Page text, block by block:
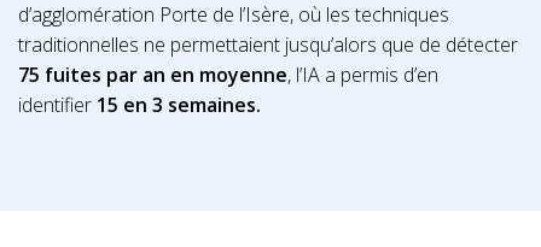
d’agglomération Porte de l’Isère, où les techniques
traditionnelles ne permettaient jusqu’alors que de détecter
75 fuites par an en moyenne, l’IA a permis d’en
identifier 15 en 3 semaines.